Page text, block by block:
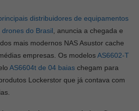
distribuidores de equipamentos
do Brasil , anuncia a chegada e
mais modernos NAS Asustor cache
empresas. Os modelosAS6602-T
AS6604t de 04 baias chegam para
Lockerstor que já contava com